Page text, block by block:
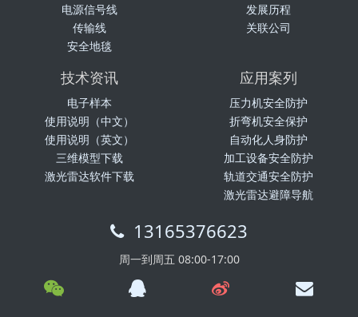
电源信号线
传输线
安全地毯
发展历程
关联公司
技术资讯
电子样本
使用说明（中文）
使用说明（英文）
三维模型下载
激光雷达软件下载
应用案列
压力机安全防护
折弯机安全保护
自动化人身防护
加工设备安全防护
轨道交通安全防护
激光雷达避障导航
13165376623
周一到周五 08:00-17:00